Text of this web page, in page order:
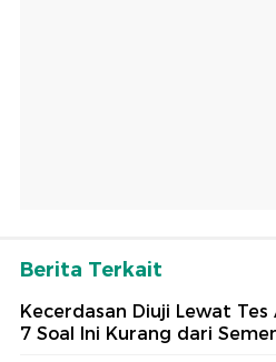
Berita Terkait
Kecerdasan Diuji Lewat Tes
7 Soal Ini Kurang dari